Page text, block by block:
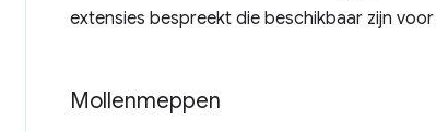
extensies bespreekt die beschikbaar zijn
Mollenmeppen